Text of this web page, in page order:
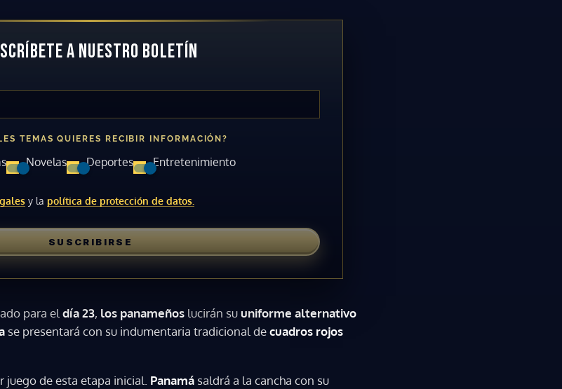
A NUESTRO BOLETÍN
TEMAS QUIERES RECIBIR INFORMACIÓN?
Novelas Deportes Entretenimiento
y la política de protección de datos.
SUSCRIBIRSE
por suscribirte a nuestro boletín.
para el día 23, los panameños lucirán suuniforme alternativo
se presentará con su indumentaria tradicional decuadros rojos
juego de esta etapa inicial. Panamá saldrá a la cancha con su